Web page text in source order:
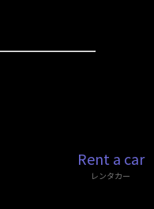
Rent a car
レンタカー